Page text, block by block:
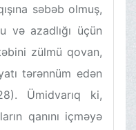
səbəb olmuş,
və azadlığı üçün
zülmü qovan,
tərənnüm edən
Ümidvarıq ki,
qanını içməyə